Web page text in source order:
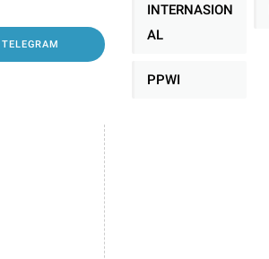
TELEGRAM
INTERNASION
AL
PPWI